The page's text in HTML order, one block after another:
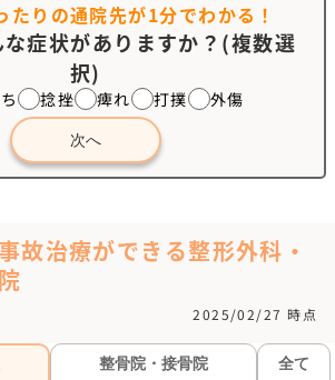
たりの通院先が1分でわかる！
症状がありますか？(複数選
択)
捻挫 痺れ 打撲 外傷
次へ
故治療ができる整形外科・
2025/02/27 時点
整骨院・接骨院 全て